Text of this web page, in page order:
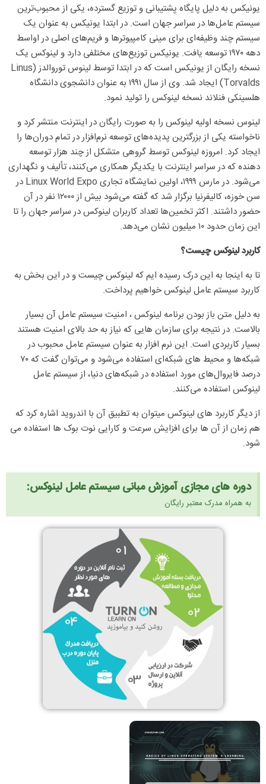
یونیکس به دلیل پایگاه پشتیبانی و توزیع گسترده، یکی از محبوب‌ترین
سیستم عامل‌ها در سراسر جهان است. در ابتدا یونیکس به عنوان یک
سیستم چند وظیفه‌ای برای مینی کامپیوترها و فریم‌های اصلی در اواسط
دهه ۱۹۷۰ توسعه یافت. یونیکس توزیع‌های مختلفی دارد و لینوکس یک
نسخه رایگان از یونیکس است که در ابتدا توسط لینوس توروالدز (Linus
Torvalds) ایجاد شد. وی از سال ۱۹۹۱ به عنوان دانشجوی دانشگاه
هلسینکی فنلاند نسخه لینوکس را تولید نمود.
لینوس نسخه اولیه لینوکس را به صورت رایگان در اینترنت منتشر کرد و
ناخواسته یکی از بزرگترین پدیده‌های توسعه نرم‌افزار در تمام دوران‌ها را
ایجاد کرد. امروزه لینوکس توسط گروهی متشکل از چند هزار توسعه
دهنده که در سراسر اینترنت با یکدیگر همکاری می‌کنند، تألیف و نگهداری
می‌شود. در مارس ۱۹۹۹، اولین نمایشگاه تجاری Linux World Expo در
سن خوزه، کالیفرنیا برگزار شد که گفته می‌شود بیش از ۱۲۰۰۰ نفر در آن
حضور داشتند. اکثر تخمین‌ها تعداد کاربران لینوکس در سراسر جهان را تا
این زمان حدود ۱۰ میلیون نشان می‌دهد.
کاربرد لینوکس چیست؟
تا به اینجا به این درک رسیده ایم که لینوکس چیست و در این بخش به
کاربرد سیستم عامل لینوکس خواهیم پرداخت.
به دلیل متن باز بودن برنامه لینوکس ، امنیت سیستم عامل آن بسیار
بالاست. در نتیجه برای سازمان هایی که نیاز به حد بالای امنیت هستند
بسیار کاربردی است. این نرم افزار به عنوان سیستم عامل محبوب در
شبکه‌ها و محیط‌ های شبکه‌ای استفاده می‌شود و می‌توان گفت که ۷۰
درصد فایروال‌های مورد استفاده در شبکه‌های دنیا، از سیستم عامل
لینوکس استفاده می‌کنند.
از دیگر کاربرد های لینوکس میتوان به تطبیق آن با اندروید اشاره کرد که
هم زمان از آن ها برای افزایش سرعت و کارایی نوت بوک ها استفاده می
شود.
دوره های مجازی آموزش مبانی سیستم عامل لینوکس:
به همراه مدرک معتبر رایگان